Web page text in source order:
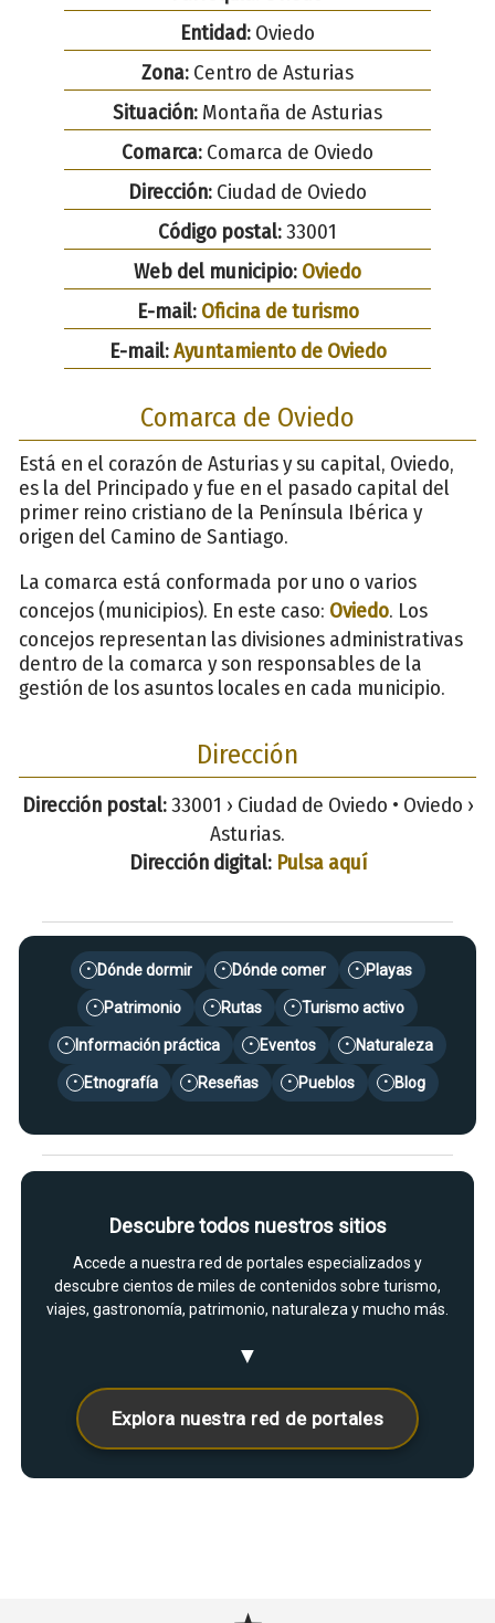
Entidad: Oviedo
Zona: Centro de Asturias
Situación: Montaña de Asturias
Comarca: Comarca de Oviedo
Dirección: Ciudad de Oviedo
Código postal:33001
Web del municipio: Oviedo
E-mail: Oficina de turismo
E-mail:Ayuntamiento de Oviedo
Comarca de Oviedo
Está en el corazón de Asturias y su capital, Oviedo,
es la del Principado y fue en el pasado capital del
primer reino cristiano de la Península Ibérica y
origen del Camino de Santiago.
La comarca está conformada por uno o varios
concejos (municipios). En este caso: Oviedo. Los
concejos representan las divisiones administrativas
dentro de la comarca y son responsables de la
gestión de los asuntos locales en cada municipio.
Dirección
Dirección postal:33001 › Ciudad de Oviedo • Oviedo ›
Asturias.
Dirección digital: Pulsa aquí
• Dónde dormir • Dónde comer • Playas
• Patrimonio • Rutas • Turismo activo
• Información práctica • Eventos • Naturaleza
• Etnografía • Reseñas • Pueblos • Blog
Descubre todos nuestros sitios
Accede a nuestra red de portales especializados y
descubre cientos de miles de contenidos sobre turismo,
viajes, gastronomía, patrimonio, naturaleza y mucho más.
▼
Explora nuestra red de portales